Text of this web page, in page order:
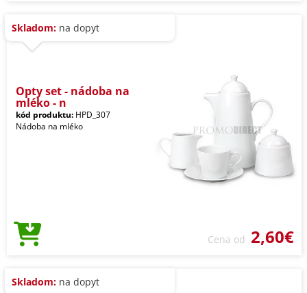
Skladom: na dopyt
Opty set - nádoba na
mléko - n
kód produktu: HPD_307
Nádoba na mléko
Cena od 2,60€
Skladom: na dopyt